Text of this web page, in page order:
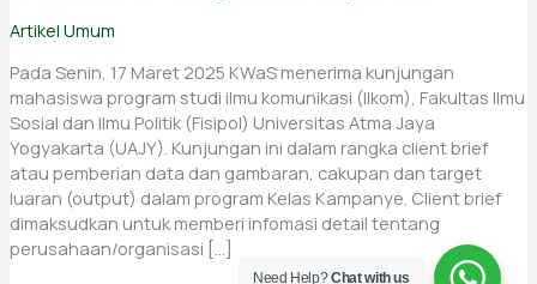
Artikel Umum
Pada Senin, 17 Maret 2025 KWaS menerima kunjungan
mahasiswa program studi ilmu komunikasi (Ilkom), Fakultas Ilmu
Sosial dan Ilmu Politik (Fisipol) Universitas Atma Jaya
Yogyakarta (UAJY). Kunjungan ini dalam rangka client brief
atau pemberian data dan gambaran, cakupan dan target
luaran (output) dalam program Kelas Kampanye. Client brief
dimaksudkan untuk memberi infomasi detail tentang
perusahaan/organisasi […]
Need Help?Chat with us